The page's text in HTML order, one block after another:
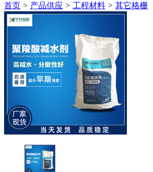
首页 > 产品供应 > 工程材料 > 其它格栅